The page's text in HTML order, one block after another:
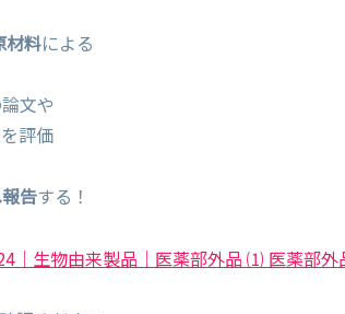
材料による
文や
評価
告する！
｜生物由来製品｜医薬部外品 ⑴ 医薬部